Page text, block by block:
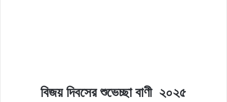
বিজয় দিবসের শুভেচ্ছা বাণী ২০২৫